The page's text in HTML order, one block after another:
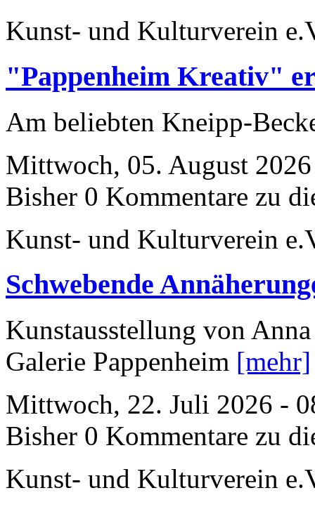
Kunst- und Kulturverein
"Pappenheim Kreativ"
Am beliebten Kneipp-
Mittwoch, 05. August
Bisher 0 Kommentare zu
Kunst- und Kulturverein
Schwebende
Kunstausstellung von
Galerie Pappenheim [mehr]
Mittwoch, 22. Juli 2026 -
Bisher 0 Kommentare zu
Kunst- und Kulturverein